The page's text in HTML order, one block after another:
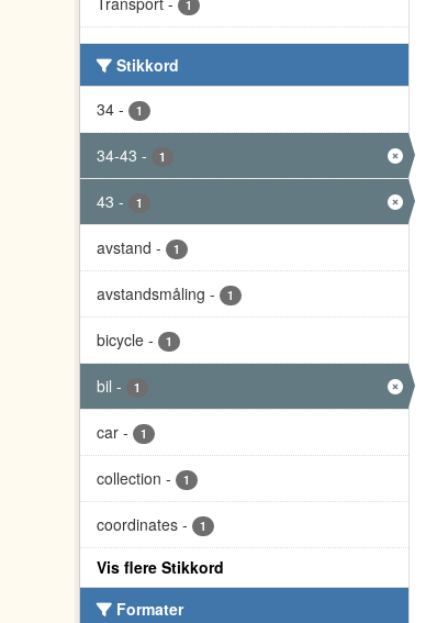
1
Stikkord
34 - 1
34-43 - 1
43 - 1
avstand - 1
avstandsmåling - 1
bicycle - 1
bil - 1
car - 1
collection - 1
coordinates - 1
Vis flere Stikkord
Formater